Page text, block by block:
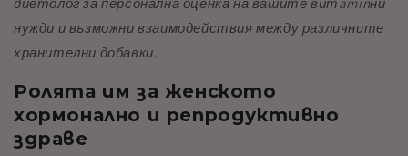
нужди и възможни взаимодействия между различните
хранителни добавки.
Ролята им за женското
хормонално и репродуктивно
здраве